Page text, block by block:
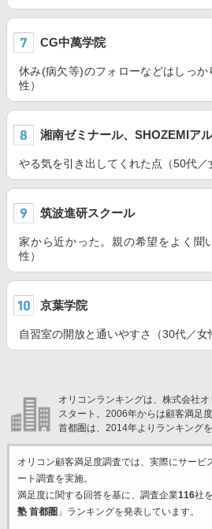
CG中萬学院
休み(病欠等)のフォローなどはしっか
性）
湘南ゼミナール、SHOZEMIア
やる気を引き出してくれた点（50代／
筑波進研スクール
家から近かった。親の希望をよく聞
性）
京葉学院
自習室の開放と通いやすさ（30代／女
オリコンランキングは、株式会社
スタート。2006年からは顧客満足
首都圏は、2014年よりランキングを
オリコン顧客満足度調査では、実際にサービ
ート調査を実施。
満足度に関する回答を基に、調査企業116社
塾 首都圏 」ランキングを発表しています。